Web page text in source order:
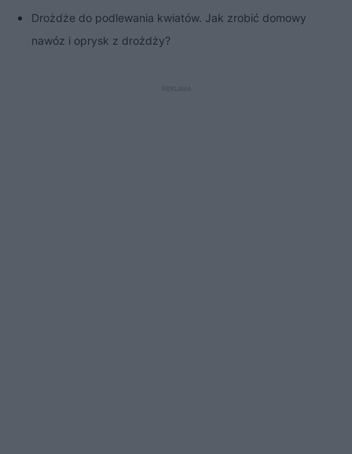
Drożdże do podlewania kwiatów. Jak zrobić domowy
nawóz i oprysk z drożdży?